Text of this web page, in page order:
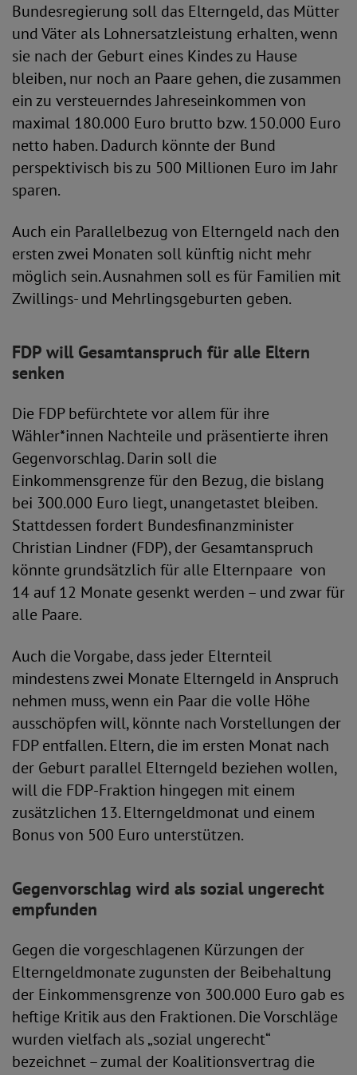
Bundesregierung soll das Elterngeld, das Mütter
und Väter als Lohnersatzleistung erhalten, wenn
sie nach der Geburt eines Kindes zu Hause
bleiben, nur noch an Paare gehen, die zusammen
ein zu versteuerndes Jahreseinkommen von
maximal 180.000 Euro brutto bzw. 150.000 Euro
netto haben. Dadurch könnte der Bund
perspektivisch bis zu 500 Millionen Euro im Jahr
sparen.
Auch ein Parallelbezug von Elterngeld nach den
ersten zwei Monaten soll künftig nicht mehr
möglich sein. Ausnahmen soll es für Familien mit
Zwillings- und Mehrlingsgeburten geben.
FDP will Gesamtanspruch für alle Eltern
senken
Die FDP befürchtete vor allem für ihre
Wähler*innen Nachteile und präsentierte ihren
Gegenvorschlag. Darin soll die
Einkommensgrenze für den Bezug, die bislang
bei 300.000 Euro liegt, unangetastet bleiben.
Stattdessen fordert Bundesfinanzminister
Christian Lindner (FDP), der Gesamtanspruch
könnte grundsätzlich für alle Elternpaare von
14 auf 12 Monate gesenkt werden – und zwar für
alle Paare.
Auch die Vorgabe, dass jeder Elternteil
mindestens zwei Monate Elterngeld in Anspruch
nehmen muss, wenn ein Paar die volle Höhe
ausschöpfen will, könnte nach Vorstellungen der
FDP entfallen. Eltern, die im ersten Monat nach
der Geburt parallel Elterngeld beziehen wollen,
will die FDP-Fraktion hingegen mit einem
zusätzlichen 13. Elterngeldmonat und einem
Bonus von 500 Euro unterstützen.
Gegenvorschlag wird als sozial ungerecht
empfunden
Gegen die vorgeschlagenen Kürzungen der
Elterngeldmonate zugunsten der Beibehaltung
der Einkommensgrenze von 300.000 Euro gab es
heftige Kritik aus den Fraktionen. Die Vorschläge
wurden vielfach als „sozial ungerecht“
bezeichnet – zumal der Koalitionsvertrag die